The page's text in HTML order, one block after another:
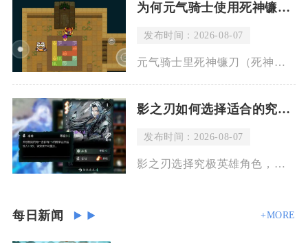
为何元气骑士使用死神镰刀会有血流
发布时间：2026-08-07
元气骑士里死神镰刀（死神之息）释放技能时出现流血特效，是武器固有机制导致，并非敌
影之刃如何选择适合的究极英雄角色
发布时间：2026-08-07
影之刃选择究极英雄角色，核心思路并不是单纯挑选强度最高的角色，而是结合自身操作习
每日新闻 +MORE